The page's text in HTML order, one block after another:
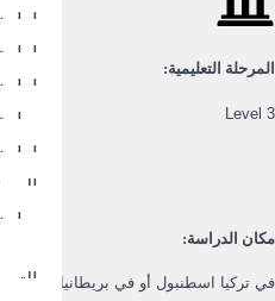
المرحلة التعليمية:
Level 3
مكان الدراسة:
في تركيا اسطنبول أو في بريطانيا او اونلاين